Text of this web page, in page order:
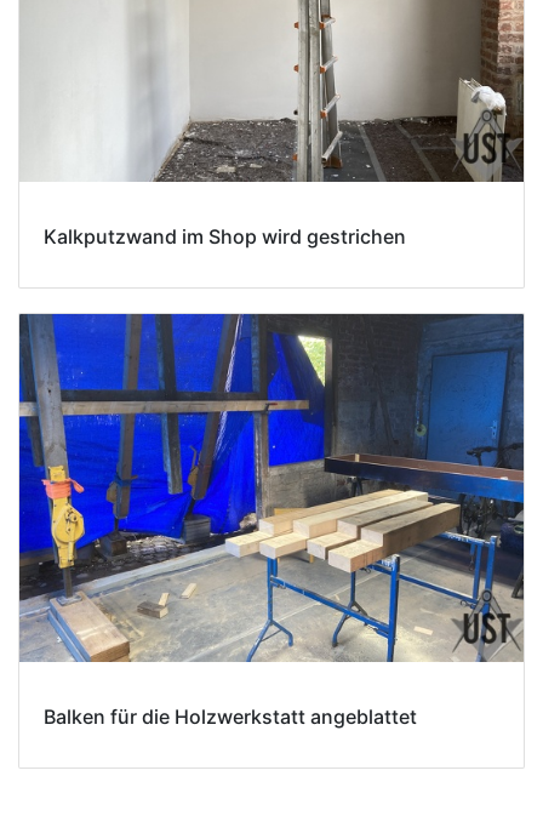
Kalkputzwand im Shop wird gestrichen
Balken für die Holzwerkstatt angeblattet